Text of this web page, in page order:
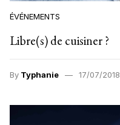
ÉVÉNEMENTS
Libre(s) de cuisiner ?
By Typhanie 17/07/2018